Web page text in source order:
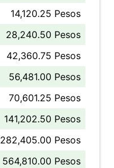
14,120.25 Pesos
28,240.50 Pesos
42,360.75 Pesos
56,481.00 Pesos
70,601.25 Pesos
141,202.50 Pesos
282,405.00 Pesos
564,810.00 Pesos